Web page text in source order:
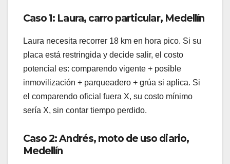
Caso 1: Laura, carro particular, Medellín
Laura necesita recorrer 18 km en hora pico. Si su
placa está restringida y decide salir, el costo
potencial es: comparendo vigente + posible
inmovilización + parqueadero + grúa si aplica. Si
el comparendo oficial fuera X, su costo mínimo
sería X, sin contar tiempo perdido.
Caso 2: Andrés, moto de uso diario,
Medellín